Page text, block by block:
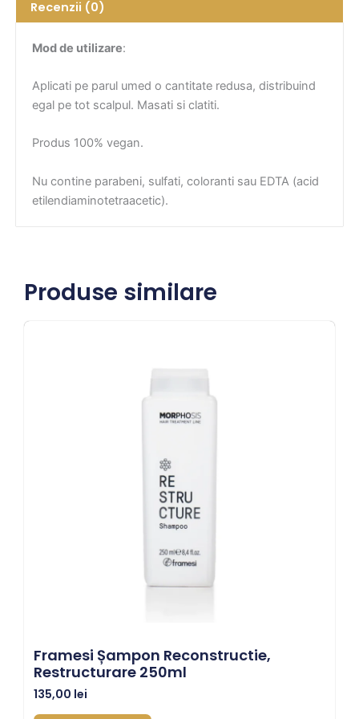
Recenzii (0)
Mod de utilizare:
Aplicati pe parul umed o cantitate redusa, distribuind
egal pe tot scalpul. Masati si clatiti.
Produs 100% vegan.
Nu contine parabeni, sulfati, coloranti sau EDTA (acid
etilendiaminotetraacetic).
Produse similare
Framesi Șampon Reconstructie,
Restructurare 250ml
135,00 lei